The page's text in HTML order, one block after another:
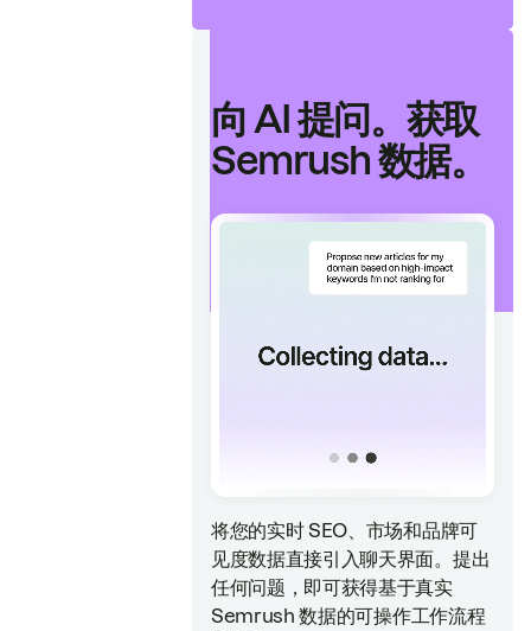
向 AI 提问。获取
Semrush 数据。
将您的实时 SEO、市场和品牌可
见度数据直接引入聊天界面。提出
任何问题，即可获得基于真实
Semrush 数据的可操作工作流程